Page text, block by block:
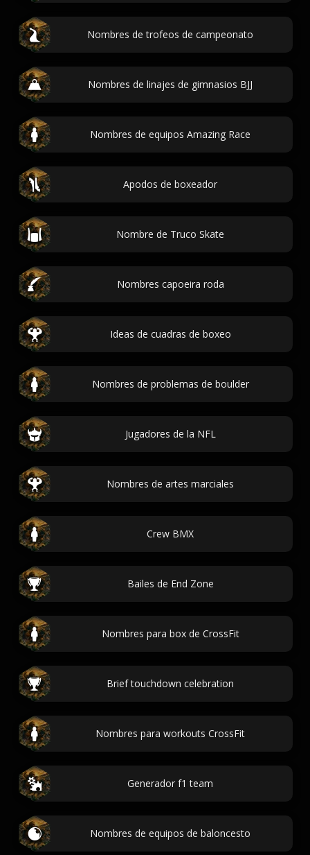
Nombres de trofeos de campeonato
Nombres de linajes de gimnasios BJJ
Nombres de equipos Amazing Race
Apodos de boxeador
Nombre de Truco Skate
Nombres capoeira roda
Ideas de cuadras de boxeo
Nombres de problemas de boulder
Jugadores de la NFL
Nombres de artes marciales
Crew BMX
Bailes de End Zone
Nombres para box de CrossFit
Brief touchdown celebration
Nombres para workouts CrossFit
Generador f1 team
Nombres de equipos de baloncesto